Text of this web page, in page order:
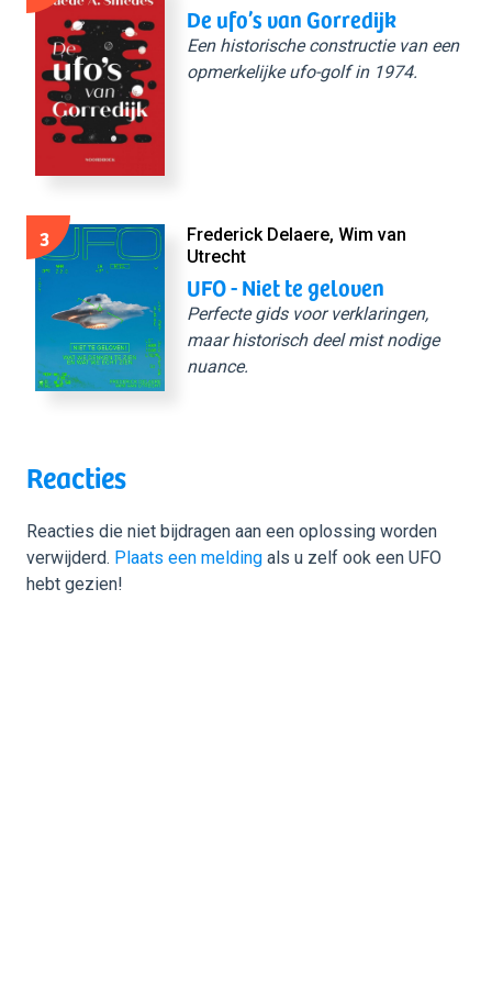
De ufo’s van Gorredijk
Een historische constructie van een
opmerkelijke ufo-golf in 1974.
3
Frederick Delaere, Wim van
Utrecht
UFO - Niet te geloven
Perfecte gids voor verklaringen,
maar historisch deel mist nodige
nuance.
Reacties
Reacties die niet bijdragen aan een oplossing worden
verwijderd. Plaats een melding als u zelf ook een UFO
hebt gezien!